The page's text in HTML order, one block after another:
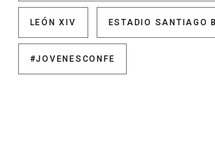
LEÓN XIV ESTADIO SANTIAGO
#JOVENESCONFE